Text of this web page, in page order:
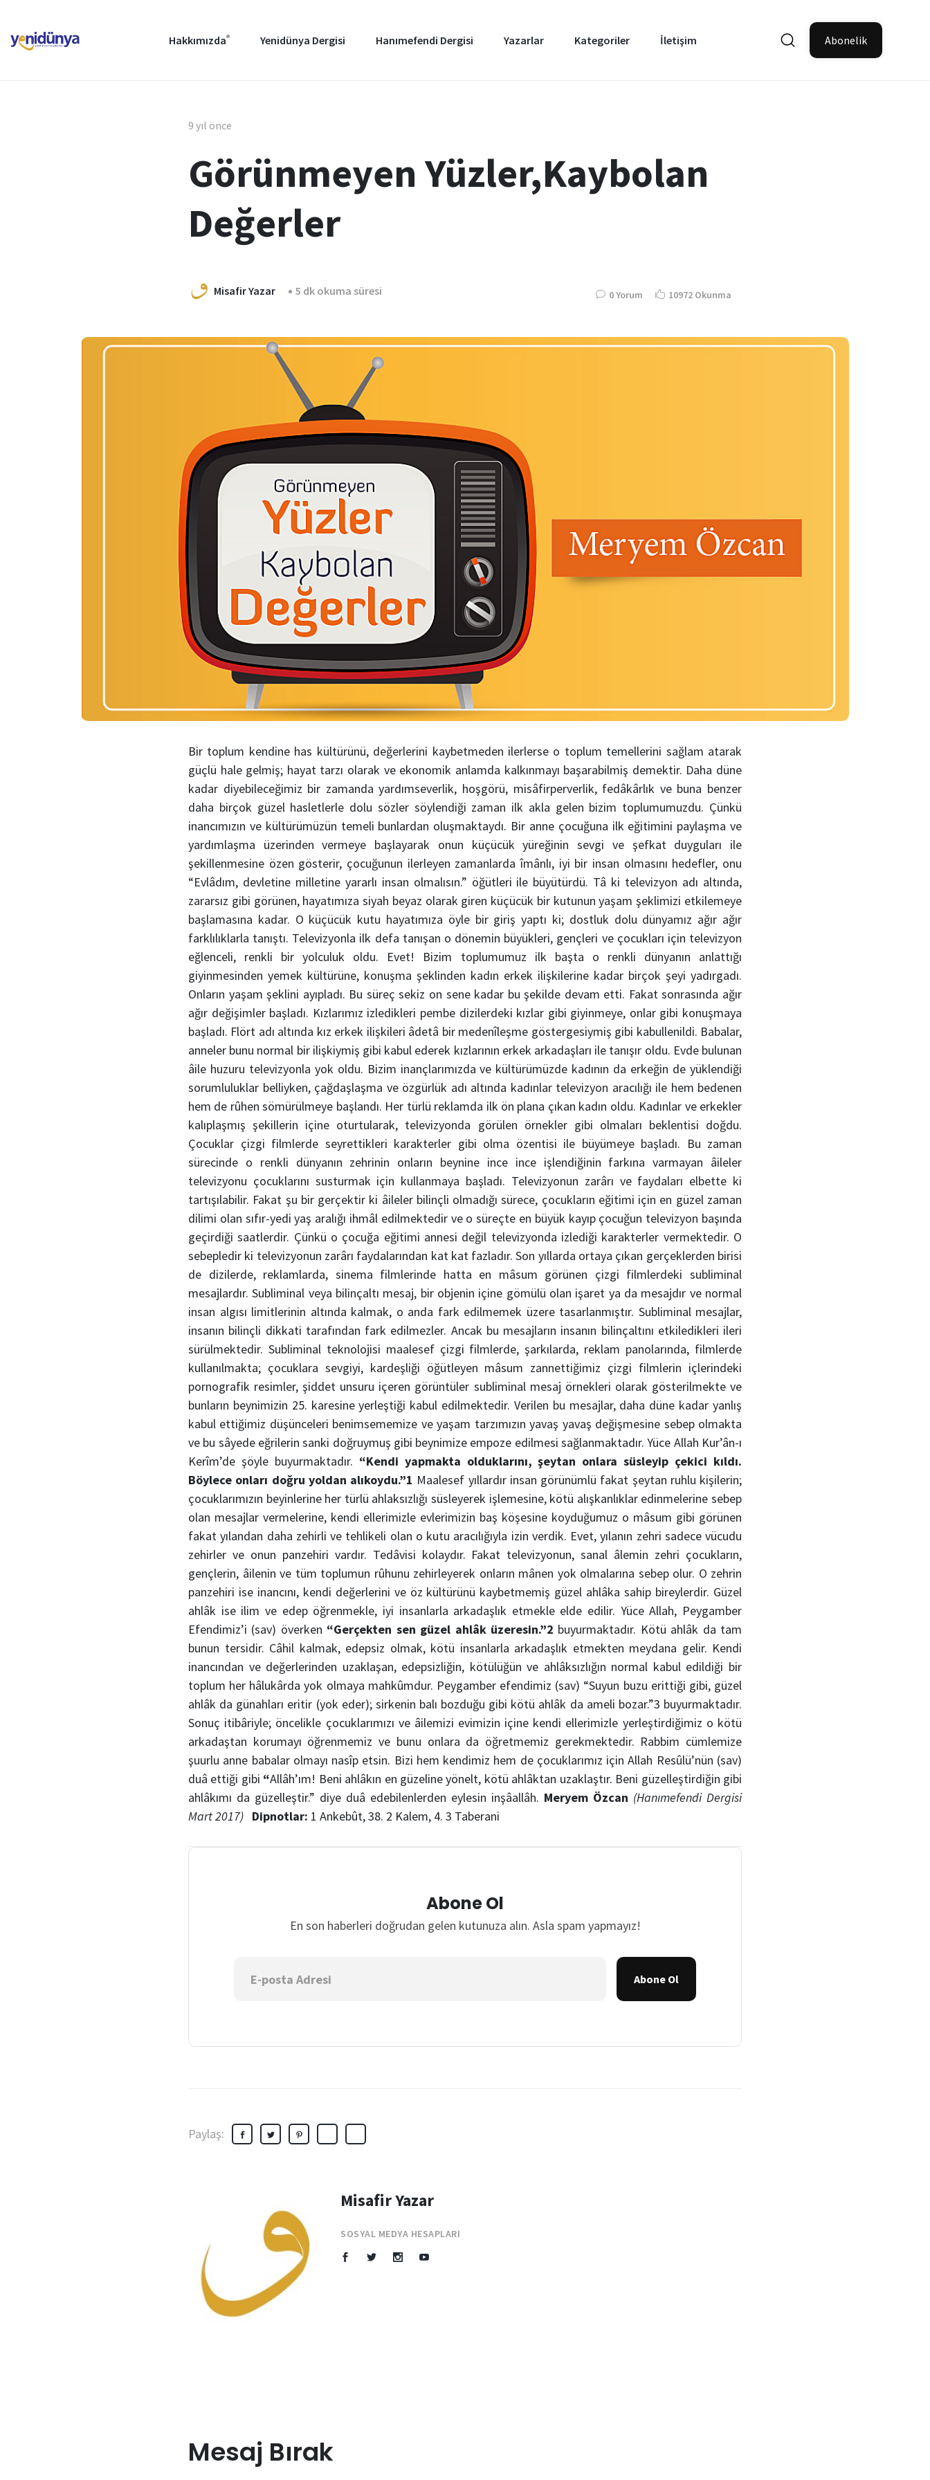
Hakkımızda Yenidünya Dergisi Hanımefendi Dergisi Yazarlar Kategoriler İletişim Abonelik
9 yıl önce
Görünmeyen Yüzler,Kaybolan
Değerler
Misafir Yazar 5 dk okuma süresi 0 Yorum 10972 Okunma
Bir toplum kendine has kültürünü, değerlerini kaybetmeden ilerlerse o toplum temellerini sağlam atarak
güçlü hale gelmiş; hayat tarzı olarak ve ekonomik anlamda kalkınmayı başarabilmiş demektir. Daha düne
kadar diyebileceğimiz bir zamanda yardımseverlik, hoşgörü, misâfirperverlik, fedâkârlık ve buna benzer
daha birçok güzel hasletlerle dolu sözler söylendiği zaman ilk akla gelen bizim toplumumuzdu. Çünkü
inancımızın ve kültürümüzün temeli bunlardan oluşmaktaydı. Bir anne çocuğuna ilk eğitimini paylaşma ve
yardımlaşma üzerinden vermeye başlayarak onun küçücük yüreğinin sevgi ve şefkat duyguları ile
şekillenmesine özen gösterir, çocuğunun ilerleyen zamanlarda îmânlı, iyi bir insan olmasını hedefler, onu
“Evlâdım, devletine milletine yararlı insan olmalısın.” öğütleri ile büyütürdü. Tâ ki televizyon adı altında,
zararsız gibi görünen, hayatımıza siyah beyaz olarak giren küçücük bir kutunun yaşam şeklimizi etkilemeye
başlamasına kadar. O küçücük kutu hayatımıza öyle bir giriş yaptı ki; dostluk dolu dünyamız ağır ağır
farklılıklarla tanıştı. Televizyonla ilk defa tanışan o dönemin büyükleri, gençleri ve çocukları için televizyon
eğlenceli, renkli bir yolculuk oldu. Evet! Bizim toplumumuz ilk başta o renkli dünyanın anlattığı
giyinmesinden yemek kültürüne, konuşma şeklinden kadın erkek ilişkilerine kadar birçok şeyi yadırgadı.
Onların yaşam şeklini ayıpladı. Bu süreç sekiz on sene kadar bu şekilde devam etti. Fakat sonrasında ağır
ağır değişimler başladı. Kızlarımız izledikleri pembe dizilerdeki kızlar gibi giyinmeye, onlar gibi konuşmaya
başladı. Flört adı altında kız erkek ilişkileri âdetâ bir medenîleşme göstergesiymiş gibi kabullenildi. Babalar,
anneler bunu normal bir ilişkiymiş gibi kabul ederek kızlarının erkek arkadaşları ile tanışır oldu. Evde bulunan
âile huzuru televizyonla yok oldu. Bizim inançlarımızda ve kültürümüzde kadının da erkeğin de yüklendiği
sorumluluklar belliyken, çağdaşlaşma ve özgürlük adı altında kadınlar televizyon aracılığı ile hem bedenen
hem de rûhen sömürülmeye başlandı. Her türlü reklamda ilk ön plana çıkan kadın oldu. Kadınlar ve erkekler
kalıplaşmış şekillerin içine oturtularak, televizyonda görülen örnekler gibi olmaları beklentisi doğdu.
Çocuklar çizgi filmlerde seyrettikleri karakterler gibi olma özentisi ile büyümeye başladı. Bu zaman
sürecinde o renkli dünyanın zehrinin onların beynine ince ince işlendiğinin farkına varmayan âileler
televizyonu çocuklarını susturmak için kullanmaya başladı. Televizyonun zarârı ve faydaları elbette ki
tartışılabilir. Fakat şu bir gerçektir ki âileler bilinçli olmadığı sürece, çocukların eğitimi için en güzel zaman
dilimi olan sıfır-yedi yaş aralığı ihmâl edilmektedir ve o süreçte en büyük kayıp çocuğun televizyon başında
geçirdiği saatlerdir. Çünkü o çocuğa eğitimi annesi değil televizyonda izlediği karakterler vermektedir. O
sebepledir ki televizyonun zarârı faydalarından kat kat fazladır. Son yıllarda ortaya çıkan gerçeklerden birisi
de dizilerde, reklamlarda, sinema filmlerinde hatta en mâsum görünen çizgi filmlerdeki subliminal
mesajlardır. Subliminal veya bilinçaltı mesaj, bir objenin içine gömülü olan işaret ya da mesajdır ve normal
insan algısı limitlerinin altında kalmak, o anda fark edilmemek üzere tasarlanmıştır. Subliminal mesajlar,
insanın bilinçli dikkati tarafından fark edilmezler. Ancak bu mesajların insanın bilinçaltını etkiledikleri ileri
sürülmektedir. Subliminal teknolojisi maalesef çizgi filmlerde, şarkılarda, reklam panolarında, filmlerde
kullanılmakta; çocuklara sevgiyi, kardeşliği öğütleyen mâsum zannettiğimiz çizgi filmlerin içlerindeki
pornografik resimler, şiddet unsuru içeren görüntüler subliminal mesaj örnekleri olarak gösterilmekte ve
bunların beynimizin 25. karesine yerleştiği kabul edilmektedir. Verilen bu mesajlar, daha düne kadar yanlış
kabul ettiğimiz düşünceleri benimsememize ve yaşam tarzımızın yavaş yavaş değişmesine sebep olmakta
ve bu sâyede eğrilerin sanki doğruymuş gibi beynimize empoze edilmesi sağlanmaktadır. Yüce Allah Kur’ân-ı
Kerîm’de şöyle buyurmaktadır. “Kendi yapmakta olduklarını, şeytan onlara süsleyip çekici kıldı.
Böylece onları doğru yoldan alıkoydu.”1 Maalesef yıllardır insan görünümlü fakat şeytan ruhlu kişilerin;
çocuklarımızın beyinlerine her türlü ahlaksızlığı süsleyerek işlemesine, kötü alışkanlıklar edinmelerine sebep
olan mesajlar vermelerine, kendi ellerimizle evlerimizin baş köşesine koyduğumuz o mâsum gibi görünen
fakat yılandan daha zehirli ve tehlikeli olan o kutu aracılığıyla izin verdik. Evet, yılanın zehri sadece vücudu
zehirler ve onun panzehiri vardır. Tedâvisi kolaydır. Fakat televizyonun, sanal âlemin zehri çocukların,
gençlerin, âilenin ve tüm toplumun rûhunu zehirleyerek onların mânen yok olmalarına sebep olur. O zehrin
panzehiri ise inancını, kendi değerlerini ve öz kültürünü kaybetmemiş güzel ahlâka sahip bireylerdir. Güzel
ahlâk ise ilim ve edep öğrenmekle, iyi insanlarla arkadaşlık etmekle elde edilir. Yüce Allah, Peygamber
Efendimiz’i (sav) överken “Gerçekten sen güzel ahlâk üzeresin.”2 buyurmaktadır. Kötü ahlâk da tam
bunun tersidir. Câhil kalmak, edepsiz olmak, kötü insanlarla arkadaşlık etmekten meydana gelir. Kendi
inancından ve değerlerinden uzaklaşan, edepsizliğin, kötülüğün ve ahlâksızlığın normal kabul edildiği bir
toplum her hâlukârda yok olmaya mahkûmdur. Peygamber efendimiz (sav) “Suyun buzu erittiği gibi, güzel
ahlâk da günahları eritir (yok eder); sirkenin balı bozduğu gibi kötü ahlâk da ameli bozar.”3 buyurmaktadır.
Sonuç itibâriyle; öncelikle çocuklarımızı ve âilemizi evimizin içine kendi ellerimizle yerleştirdiğimiz o kötü
arkadaştan korumayı öğrenmemiz ve bunu onlara da öğretmemiz gerekmektedir. Rabbim cümlemize
şuurlu anne babalar olmayı nasîp etsin. Bizi hem kendimiz hem de çocuklarımız için Allah Resûlü’nün (sav)
duâ ettiği gibi “Allâh’ım! Beni ahlâkın en güzeline yönelt, kötü ahlâktan uzaklaştır. Beni güzelleştirdiğin gibi
ahlâkımı da güzelleştir.” diye duâ edebilenlerden eylesin inşâallâh. Meryem Özcan (Hanımefendi Dergisi
Mart 2017) Dipnotlar: 1 Ankebût, 38. 2 Kalem, 4. 3 Taberani
Abone Ol
En son haberleri doğrudan gelen kutunuza alın. Asla spam yapmayız!
Abone Ol
Paylaş:
Misafir Yazar
SOSYAL MEDYA HESAPLARI
Mesaj Bırak